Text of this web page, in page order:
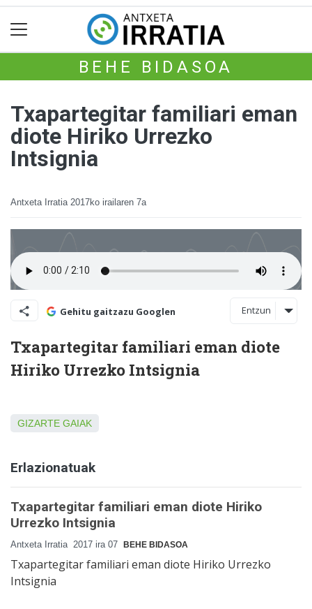
BEHE BIDASOA
Txapartegitar familiari eman
diote Hiriko Urrezko
Intsignia
Antxeta Irratia 2017ko irailaren 7a
Gehitu gaitzazu Googlen Entzun
Txapartegitar familiari eman diote
Hiriko Urrezko Intsignia
GIZARTE GAIAK
Erlazionatuak
Txapartegitar familiari eman diote Hiriko
Urrezko Intsignia
Antxeta Irratia 2017 ira 07 BEHE BIDASOA
Txapartegitar familiari eman diote Hiriko Urrezko
Intsignia